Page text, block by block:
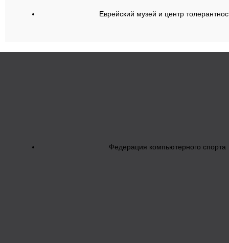
Еврейский музей и центр
Федерация компьютерного спорта